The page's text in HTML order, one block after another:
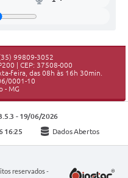
99809-3052
| CEP: 37508-000
feira, das 08h às 16h 30min.
0001-10
- MG
- 19/06/2026
16:25 Dados Abertos
reservados -